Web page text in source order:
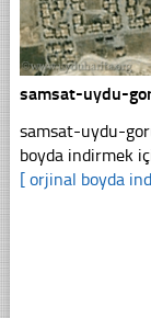
samsat-uydu-
samsat-uydu-
boyda indirmek
[ orjinal boyda